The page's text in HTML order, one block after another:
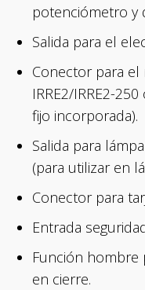
potenciómetro y
Salida para el
Conector para
IRRE2/IRRE2-
fijo incorporada).
Salida para
(para utilizar en
Conector para
Entrada
Función
en cierre.